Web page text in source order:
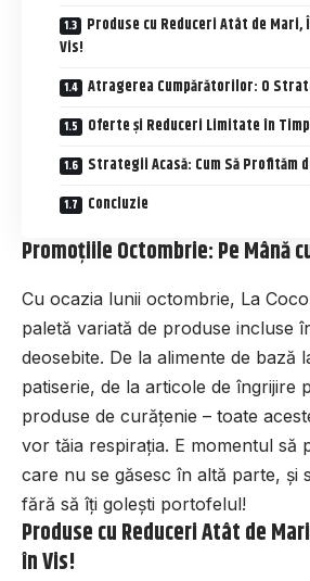
Produse cu Reduceri Atât de Mari,
Vis!
Atragerea Cumpărătorilor: O
Oferte și Reduceri Limitate în
Strategii Acasă: Cum Să Profităm
Concluzie
Promoțiile Octombrie: Pe Mână
Cu ocazia lunii octombrie, La
paletă variată de produse incluse
deosebite. De la alimente de bază
patiserie, de la articole de îngrijire
produse de curățenie – toate
vor tăia respirația. E momentul să
care nu se găsesc în altă parte, și
fără să îți golești portofelul!
Produse cu Reduceri Atât de
în Vis!